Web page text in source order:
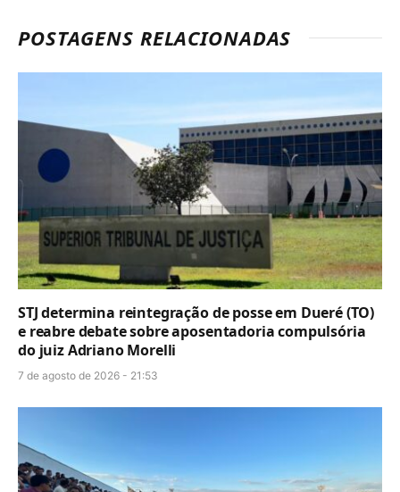
POSTAGENS RELACIONADAS
STJ determina reintegração de posse em Dueré (TO)
e reabre debate sobre aposentadoria compulsória
do juiz Adriano Morelli
7 de agosto de 2026 - 21:53